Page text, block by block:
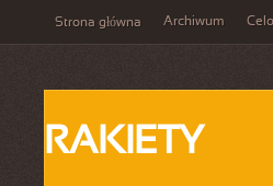
Strona główna Archiwum
RAKIETY